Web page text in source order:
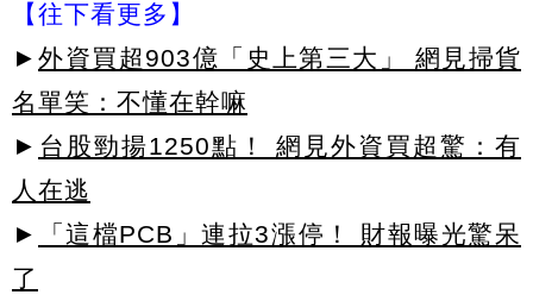
【往下看更多】
► 外資買超903億「史上第三大」 網見掃貨
名單笑：不懂在幹嘛
► 台股勁揚1250點！ 網見外資買超驚：有
人在逃
►
「這檔PCB」連拉3漲停！ 財報曝光驚呆
了